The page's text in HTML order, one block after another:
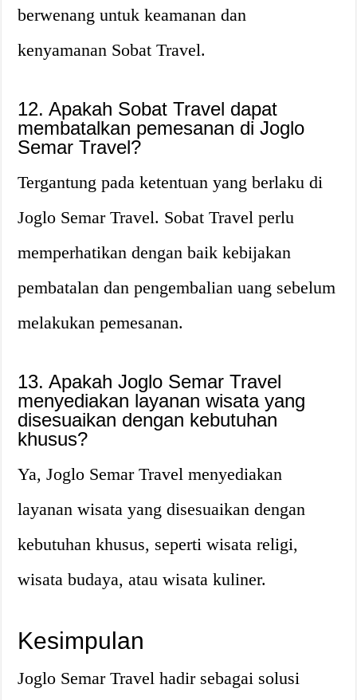
berwenang untuk keamanan dan
kenyamanan Sobat Travel.
12. Apakah Sobat Travel dapat
membatalkan pemesanan di Joglo
Semar Travel?
Tergantung pada ketentuan yang berlaku di
Joglo Semar Travel. Sobat Travel perlu
memperhatikan dengan baik kebijakan
pembatalan dan pengembalian uang sebelum
melakukan pemesanan.
13. Apakah Joglo Semar Travel
menyediakan layanan wisata yang
disesuaikan dengan kebutuhan
khusus?
Ya, Joglo Semar Travel menyediakan
layanan wisata yang disesuaikan dengan
kebutuhan khusus, seperti wisata religi,
wisata budaya, atau wisata kuliner.
Kesimpulan
Joglo Semar Travel hadir sebagai solusi